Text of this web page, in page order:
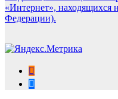
«Интернет», находящихся
Федерации).